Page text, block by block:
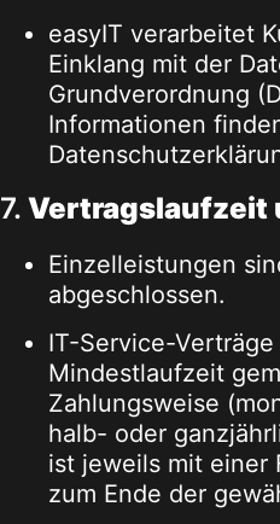
easyIT verarbeitet
Einklang mit der
Grundverordnung
Informationen
7. Vertragslaufzeit
Einzelleistungen
abgeschlossen.
IT-Service-
Mindestlaufzeit
Zahlungsweise
halb- oder
ist jeweils mit einer
zum Ende der